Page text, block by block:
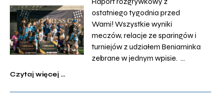
ostatniego tygodnia przed
Wami! Wszystkie wyniki
meczów, relacje ze sparingów i
turniejów z udziałem Beniaminka
zebrane w jednym wpisie.
Polski Resovia Rzeszów –
Czytaj więcej ...